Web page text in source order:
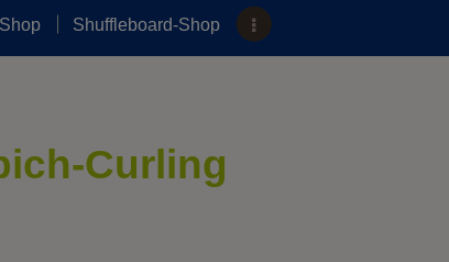
Shuffleboard-Shop
Curling